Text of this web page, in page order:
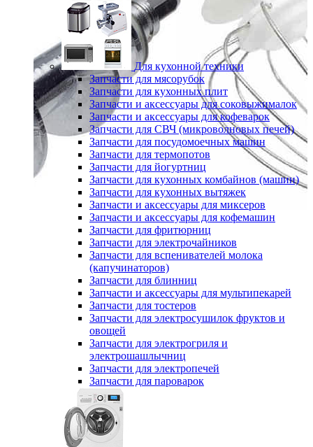
Для кухонной техники
Запчасти для мясорубок
Запчасти для кухонных плит
Запчасти и аксессуары для соковыжималок
Запчасти и аксессуары для кофеварок
Запчасти для СВЧ (микроволновых печей)
Запчасти для посудомоечных машин
Запчасти для термопотов
Запчасти для йогуртниц
Запчасти для кухонных комбайнов (машин)
Запчасти для кухонных вытяжек
Запчасти и аксессуары для миксеров
Запчасти и аксессуары для кофемашин
Запчасти для фритюрниц
Запчасти для электрочайников
Запчасти для вспенивателей молока
(капучинаторов)
Запчасти для блинниц
Запчасти и аксессуары для мультипекарей
Запчасти для тостеров
Запчасти для электросушилок фруктов и
овощей
Запчасти для электрогриля и
электрошашлычниц
Запчасти для электропечей
Запчасти для пароварок